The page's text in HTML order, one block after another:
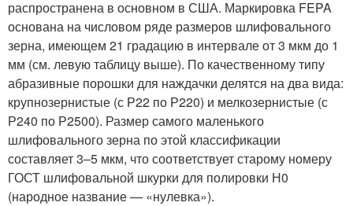
распространена в основном в США. Маркировка FEPA
основана на числовом ряде размеров шлифовального
зерна, имеющем 21 градацию в интервале от 3 мкм до 1
мм (см. левую таблицу выше). По качественному типу
абразивные порошки для наждачки делятся на два вида:
крупнозернистые (с Р22 по Р220) и мелкозернистые (с
Р240 по Р2500). Размер самого маленького
шлифовального зерна по этой классификации
составляет 3–5 мкм, что соответствует старому номеру
ГОСТ шлифовальной шкурки для полировки Н0
(народное название — «нулевка»).